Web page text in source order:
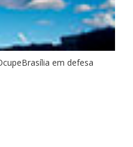
em defesa